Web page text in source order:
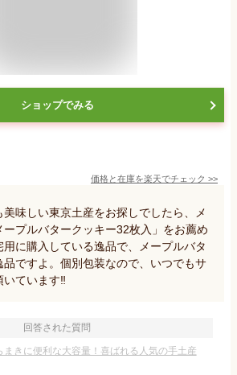
ショップでみる
価格と在庫を楽天でチェック >>
味しい東京土産をお探しでしたら、メ
ープルバタークッキー32枚入」をお薦め
に購入している逸品で、メープルバタ
品ですよ。個別包装なので、いつでもサ
いています‼️
回答された質問
まきに便利な大容量！喜ばれる人気の手土産